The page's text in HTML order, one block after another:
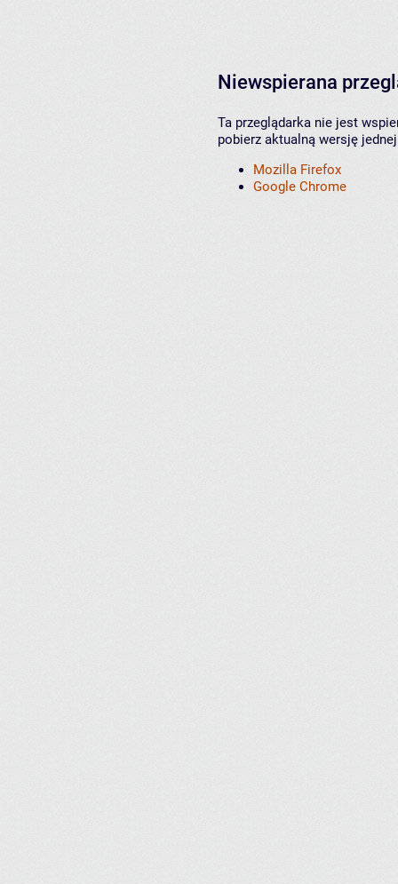
Niewspierana
Ta przeglądarka nie jest
pobierz aktualną wersję
Mozilla Firefox
Google Chrome